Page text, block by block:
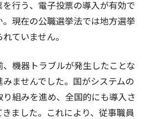
行う、電子投票の導入が有効で
。現在の公職選挙法では地方選挙
ていません。
機器トラブルが発生したことな
みませんでした。国がシステムの
組みを進め、全国的にも導入さ
ました。これにより、従事職員